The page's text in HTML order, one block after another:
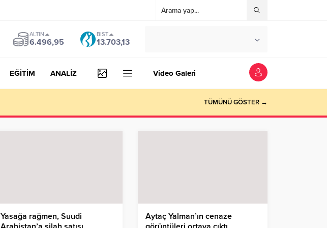
ALTIN
6.496,95
BIST
13.703,13
EĞİTİM ANALİZ Video Galeri
TÜMÜNÜ GÖSTER →
Yasağa rağmen, Suudi
Aytaç Yalman’ın cenaze